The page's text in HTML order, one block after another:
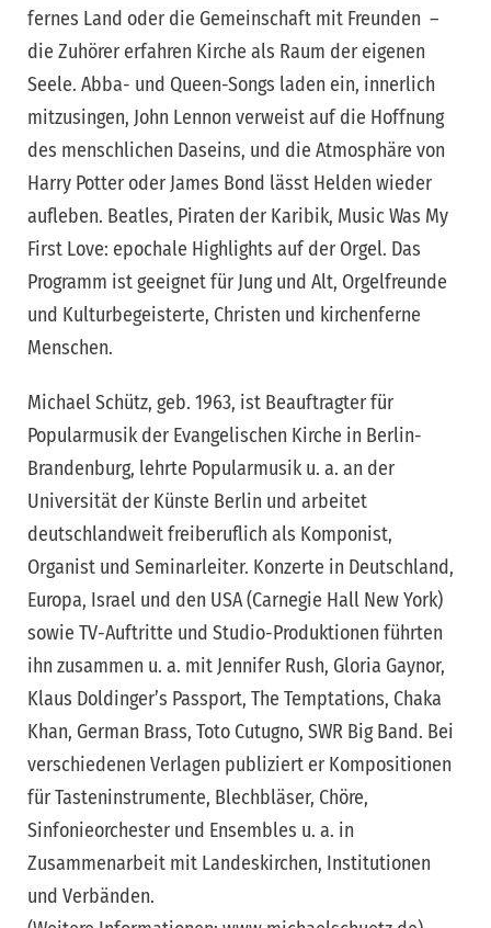
fernes Land oder die Gemeinschaft mit Freunden –
die Zuhörer erfahren Kirche als Raum der eigenen
Seele. Abba- und Queen-Songs laden ein, innerlich
mitzusingen, John Lennon verweist auf die Hoffnung
des menschlichen Daseins, und die Atmosphäre von
Harry Potter oder James Bond lässt Helden wieder
aufleben. Beatles, Piraten der Karibik, Music Was My
First Love: epochale Highlights auf der Orgel. Das
Programm ist geeignet für Jung und Alt, Orgelfreunde
und Kulturbegeisterte, Christen und kirchenferne
Menschen.
Michael Schütz, geb. 1963, ist Beauftragter für
Popularmusik der Evangelischen Kirche in Berlin-
Brandenburg, lehrte Popularmusik u. a. an der
Universität der Künste Berlin und arbeitet
deutschlandweit freiberuflich als Komponist,
Organist und Seminarleiter. Konzerte in Deutschland,
Europa, Israel und den USA (Carnegie Hall New York)
sowie TV-Auftritte und Studio-Produktionen führten
ihn zusammen u. a. mit Jennifer Rush, Gloria Gaynor,
Klaus Doldinger’s Passport, The Temptations, Chaka
Khan, German Brass, Toto Cutugno, SWR Big Band. Bei
verschiedenen Verlagen publiziert er Kompositionen
für Tasteninstrumente, Blechbläser, Chöre,
Sinfonieorchester und Ensembles u. a. in
Zusammenarbeit mit Landeskirchen, Institutionen
und Verbänden.